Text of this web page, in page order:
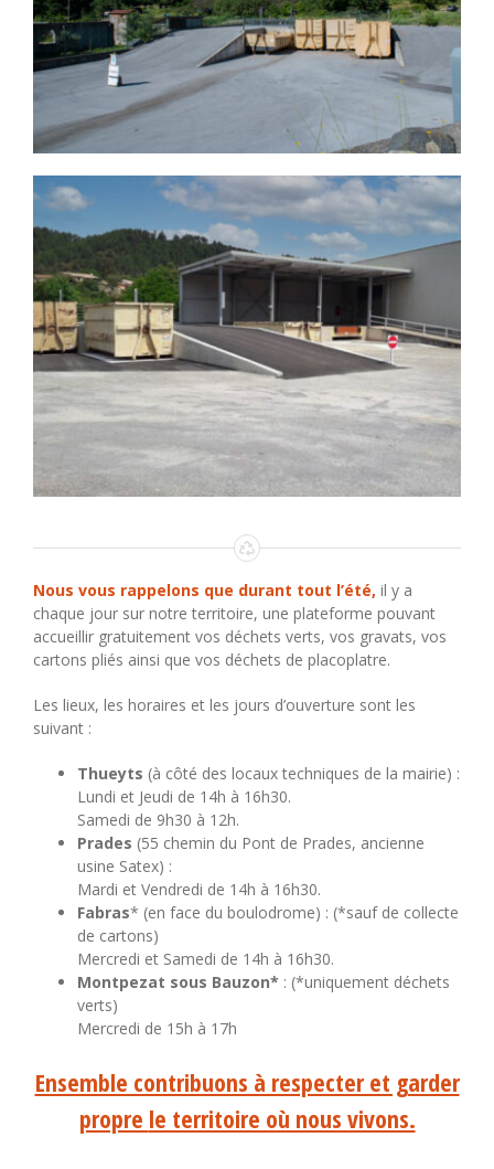
Nous vous rappelons que durant tout l’été, il y a
chaque jour sur notre territoire, une plateforme pouvant
accueillir gratuitement vos déchets verts, vos gravats, vos
cartons pliés ainsi que vos déchets de placoplatre.
Les lieux, les horaires et les jours d’ouverture sont les
suivant :
Thueyts (à côté des locaux techniques de la mairie) :
Lundi et Jeudi de 14h à 16h30.
Samedi de 9h30 à 12h.
Prades (55 chemin du Pont de Prades, ancienne
usine Satex) :
Mardi et Vendredi de 14h à 16h30.
Fabras* (en face du boulodrome) : (*sauf de collecte
de cartons)
Mercredi et Samedi de 14h à 16h30.
Montpezat sous Bauzon* : (*uniquement déchets
verts)
Mercredi de 15h à 17h
Ensemble contribuons à respecter et garder
propre le territoire où nous vivons.